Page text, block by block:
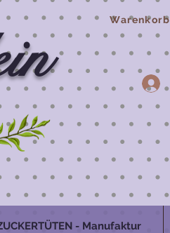
Warenkorb
- Manufaktur